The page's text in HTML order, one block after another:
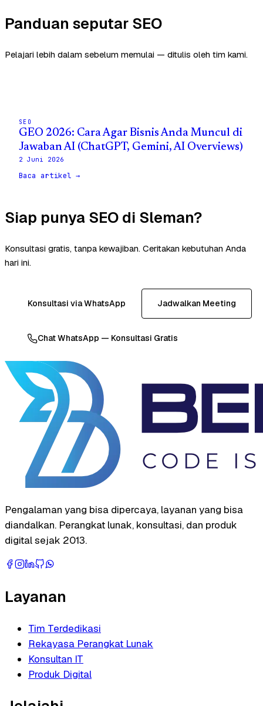
Panduan seputar SEO
Pelajari lebih dalam sebelum memulai — ditulis oleh tim kami.
SEO
GEO 2026: Cara Agar Bisnis Anda Muncul di
Jawaban AI (ChatGPT, Gemini, AI Overviews)
2 Juni 2026
Baca artikel →
Siap punya SEO di Sleman?
Konsultasi gratis, tanpa kewajiban. Ceritakan kebutuhan Anda
hari ini.
Konsultasi via WhatsApp Jadwalkan Meeting
Chat WhatsApp — Konsultasi Gratis
Pengalaman yang bisa dipercaya, layanan yang bisa
diandalkan. Perangkat lunak, konsultasi, dan produk
digital sejak 2013.
Layanan
Tim Terdedikasi
Rekayasa Perangkat Lunak
Konsultan IT
Produk Digital